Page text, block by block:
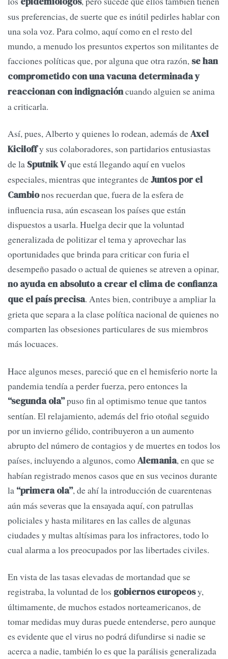
sus preferencias, de suerte que es inútil pedirles hablar con
una sola voz. Para colmo, aquí como en el resto del
mundo, a menudo los presuntos expertos son militantes de
facciones políticas que, por alguna que otra razón, se han
comprometido con una vacuna determinada y
reaccionan con indignacióncuando alguien se anima
a criticarla.
Así, pues, Alberto y quienes lo rodean, además deAxel
Kiciloffy sus colaboradores, son partidarios entusiastas
de la Sputnik Vque está llegando aquí en vuelos
especiales, mientras que integrantes deJuntos por el
Cambionos recuerdan que, fuera de la esfera de
influencia rusa, aún escasean los países que están
dispuestos a usarla. Huelga decir que la voluntad
generalizada de politizar el tema y aprovechar las
oportunidades que brinda para criticar con furia el
desempeño pasado o actual de quienes se atreven a opinar,
no ayuda en absoluto a crear el clima de confianza
que el país precisa. Antes bien, contribuye a ampliar la
grieta que separa a la clase política nacional de quienes no
comparten las obsesiones particulares de sus miembros
más locuaces.
Hace algunos meses, pareció que en el hemisferio norte la
pandemia tendía a perder fuerza, pero entonces la
“segunda ola”puso fin al optimismo tenue que tantos
sentían. El relajamiento, además del frio otoñal seguido
por un invierno gélido, contribuyeron a un aumento
abrupto del número de contagios y de muertes en todos los
países, incluyendo a algunos, comoAlemania, en que se
habían registrado menos casos que en sus vecinos durante
la “primera ola”, de ahí la introducción de cuarentenas
aún más severas que la ensayada aquí, con patrullas
policiales y hasta militares en las calles de algunas
ciudades y multas altísimas para los infractores, todo lo
cual alarma a los preocupados por las libertades civiles.
En vista de las tasas elevadas de mortandad que se
registraba, la voluntad de los gobiernos europeosy,
últimamente, de muchos estados norteamericanos, de
tomar medidas muy duras puede entenderse, pero aunque
es evidente que el virus no podrá difundirse si nadie se
acerca a nadie, también lo es que la parálisis generalizada